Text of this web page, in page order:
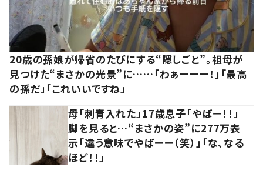
20歳の孫娘が帰省のたびにする“隠しごと”。祖母が
見つけた“まさかの光景”に……「わぁーーー！」「最高
の孫だ」「これいいですね」
母「刺青入れた」17歳息子「やばー！！」
脚を見ると…“まさかの姿”に277万表
示「違う意味でやばーー（笑）」「な、なる
ほど！！」